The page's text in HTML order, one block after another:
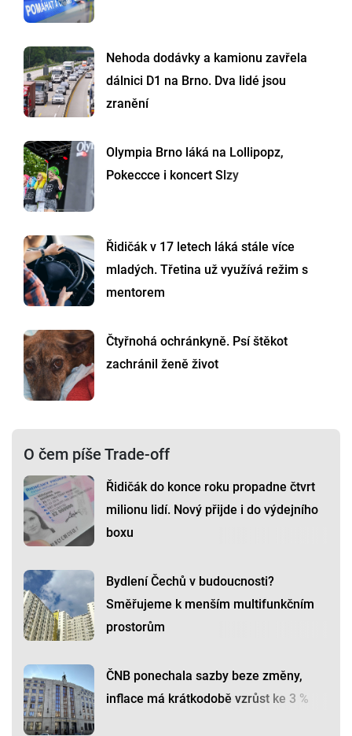
Nehoda dodávky a kamionu zavřela
dálnici D1 na Brno. Dva lidé jsou
zranění
Olympia Brno láká na Lollipopz,
Pokeccce i koncert Slzy
Řidičák v 17 letech láká stále více
mladých. Třetina už využívá režim s
mentorem
Čtyřnohá ochránkyně. Psí štěkot
zachránil ženě život
O čem píše Trade-off
Řidičák do konce roku propadne čtvrt
milionu lidí. Nový přijde i do výdejního
boxu
Bydlení Čechů v budoucnosti?
Směřujeme k menším multifunkčním
prostorům
ČNB ponechala sazby beze změny,
inflace má krátkodobě vzrůst ke 3 %